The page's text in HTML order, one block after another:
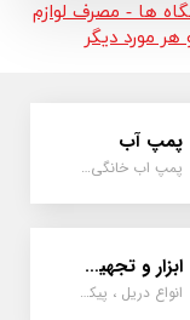
ها - مصرف لوازم
مورد دیگر
پمپ آب
پمپ اب خانگی، بشقابی ، جتی ، دو پروانه کشاورزی
ابزار و تجهیزات
انواع دریل ، پیکور، ابزارالات، سیل مکانیکی، قطعات پمپ